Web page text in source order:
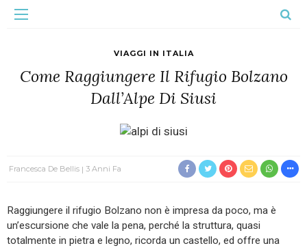
VIAGGI IN ITALIA
Come Raggiungere Il Rifugio Bolzano
Dall’Alpe Di Siusi
Francesca De Bellis 3 Anni Fa
Raggiungere il rifugio Bolzano non è impresa da poco, ma è
un’escursione che vale la pena, perché la struttura, quasi
totalmente in pietra e legno, ricorda un castello, ed offre una